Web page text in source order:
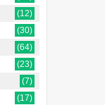
(12)
(30)
(64)
(23)
(7)
(17)